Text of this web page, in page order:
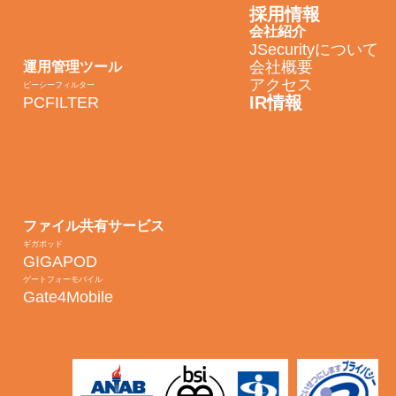
運用管理ツール
ピーシーフィルター
PCFILTER
ファイル共有サービス
ギガポッド
GIGAPOD
ゲートフォーモバイル
Gate4Mobile
採用情報
会社紹介
JSecurityについて
会社概要
アクセス
IR情報